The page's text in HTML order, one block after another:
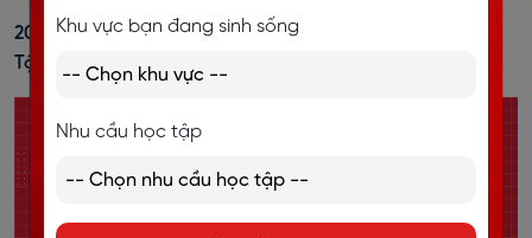
20+ Cách Đánh Trọng Âm Tiếng Anh Dễ Nhớ, Kèm Bài
Tập Vận Dụng
Khu vực bạn đang sinh sống
Nhu cầu học tập